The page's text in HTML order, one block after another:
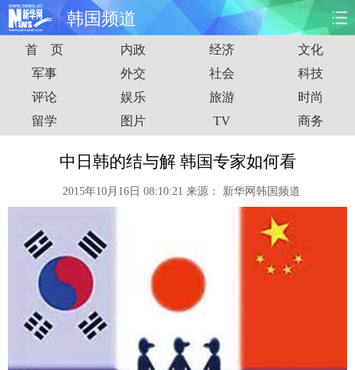
韩国频道
首页 时政 国际 财经
娱乐 体育 人事 教育
时尚 思客 地方 法治
图片 食品
旅游 信息化
金融 公益 军事
首 页 内政 经济
文化
军事
外交 社会
科技
评论
娱乐 旅游
时尚
留学
图片 TV 商务
中日韩的结与解 韩国专家如何看
2015年10月16日 08:10:21 来源： 新华网韩国频道